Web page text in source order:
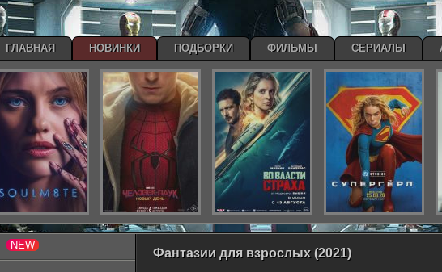
Фантазии для взрослых (2021)
ГЛАВНАЯ НОВИНКИ ПОДБОРКИ ФИЛЬМЫ СЕРИАЛЫ